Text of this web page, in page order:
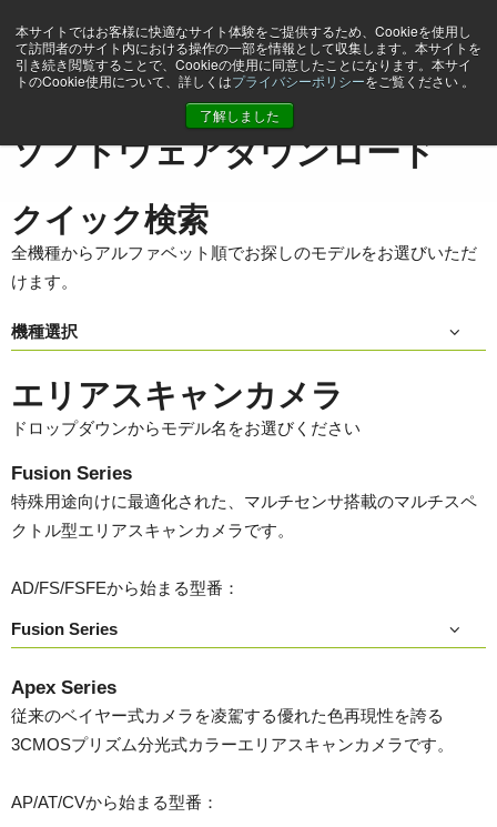
本サイトではお客様に快適なサイト体験をご提供するため、Cookieを使用し
て訪問者のサイト内における操作の一部を情報として収集します。本サイトを
引き続き閲覧することで、Cookieの使用に同意したことになります。本サイ
トのCookie使用について、詳しくはプライバシーポリシーをご覧ください 。
了解しました
ソフトウェアダウンロード
ソフトウェアダウンロード
クイック検索
全機種からアルファベット順でお探しのモデルをお選びいただ
けます。
機種選択
エリアスキャンカメラ
ドロップダウンからモデル名をお選びください
Fusion Series
特殊用途向けに最適化された、マルチセンサ搭載のマルチスペ
クトル型エリアスキャンカメラです。
AD/FS/FSFEから始まる型番：
Fusion Series
Apex Series
従来のベイヤー式カメラを凌駕する優れた色再現性を誇る
3CMOSプリズム分光式カラーエリアスキャンカメラです。
AP/AT/CVから始まる型番：